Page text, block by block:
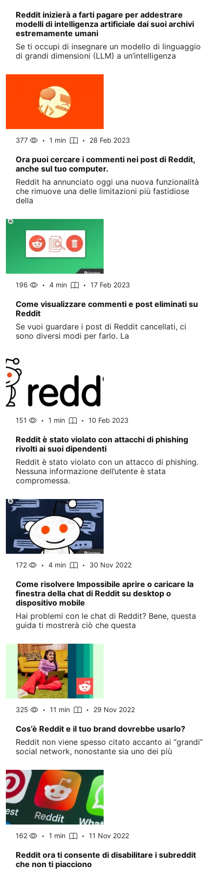
Reddit inizierà a farti pagare per addestrare
modelli di intelligenza artificiale dai suoi archivi
estremamente umani
Se ti occupi di insegnare un modello di linguaggio
di grandi dimensioni (LLM) a un’intelligenza
377 1 min 28 Feb 2023
Ora puoi cercare i commenti nei post di Reddit,
anche sul tuo computer.
Reddit ha annunciato oggi una nuova funzionalità
che rimuove una delle limitazioni più fastidiose
della
196 4 min 17 Feb 2023
Come visualizzare commenti e post eliminati su
Reddit
Se vuoi guardare i post di Reddit cancellati, ci
sono diversi modi per farlo. La
151 1 min 10 Feb 2023
Reddit è stato violato con attacchi di phishing
rivolti ai suoi dipendenti
Reddit è stato violato con un attacco di phishing.
Nessuna informazione dell’utente è stata
compromessa.
172 4 min 30 Nov 2022
Come risolvere Impossibile aprire o caricare la
finestra della chat di Reddit su desktop o
dispositivo mobile
Hai problemi con le chat di Reddit? Bene, questa
guida ti mostrerà ciò che questa
325 11 min 29 Nov 2022
Cos’è Reddit e il tuo brand dovrebbe usarlo?
Reddit non viene spesso citato accanto ai “grandi”
social network, nonostante sia uno dei più
162 1 min 11 Nov 2022
Reddit ora ti consente di disabilitare i subreddit
che non ti piacciono